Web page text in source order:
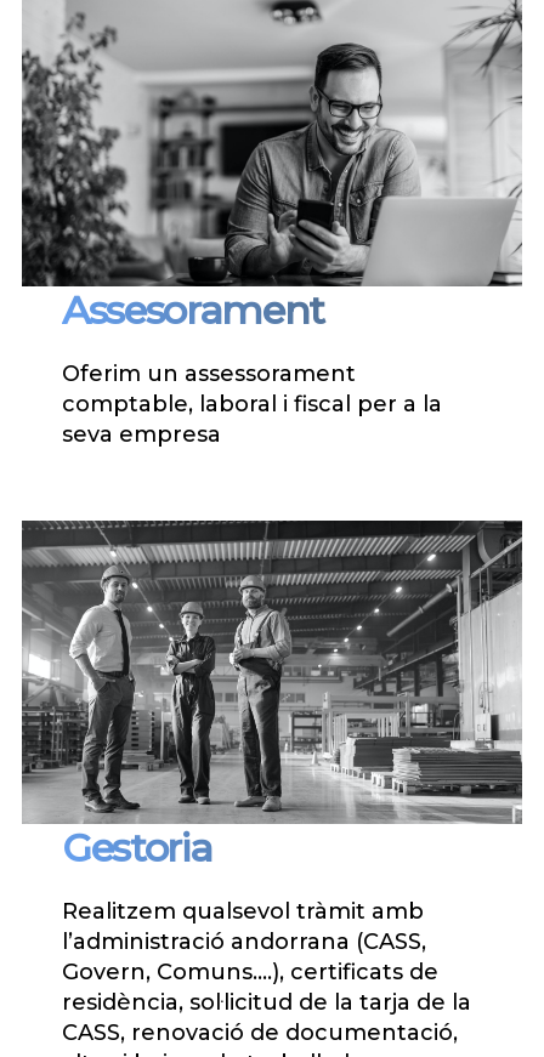
Assesorament
Oferim un assessorament
comptable, laboral i fiscal per a la
seva empresa
Gestoria
Realitzem qualsevol tràmit amb
l’administració andorrana (CASS,
Govern, Comuns.…), certificats de
residència, sol·licitud de la tarja de la
CASS, renovació de documentació,